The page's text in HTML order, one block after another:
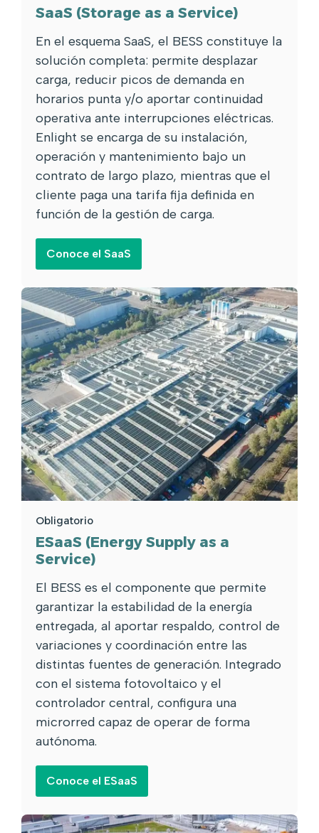
SaaS (Storage as a Service)
En el esquema SaaS, el BESS constituye la
solución completa: permite desplazar
carga, reducir picos de demanda en
horarios punta y/o aportar continuidad
operativa ante interrupciones eléctricas.
Enlight se encarga de su instalación,
operación y mantenimiento bajo un
contrato de largo plazo, mientras que el
cliente paga una tarifa fija definida en
función de la gestión de carga.
Conoce el SaaS
Obligatorio
ESaaS (Energy Supply as a
Service)
El BESS es el componente que permite
garantizar la estabilidad de la energía
entregada, al aportar respaldo, control de
variaciones y coordinación entre las
distintas fuentes de generación. Integrado
con el sistema fotovoltaico y el
controlador central, configura una
microrred capaz de operar de forma
autónoma.
Conoce el ESaaS